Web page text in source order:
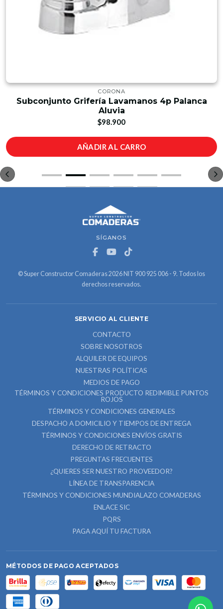
CORONA
Subconjunto Grifería Lavamanos 4p Palanca
Aluvia
$98.900
AÑADIR AL CARRO
SÍGANOS
© Super Constructor Comaderas 2026 NIT 900 925 006 - 9. Todos los
derechos reservados.
SERVICIO AL CLIENTE
CONTACTO
SOBRE NOSOTROS
ALQUILER DE EQUIPOS
NUESTRAS POLÍTICAS
MEDIOS DE PAGO
TÉRMINOS Y CONDICIONES PRODUCTO REDIMIBLE PUNTOS
ROJOS
TÉRMINOS Y CONDICIONES GENERALES
DESPACHO A DOMICILIO Y TIEMPOS DE ENTREGA
TÉRMINOS Y CONDICIONES ENVÍOS GRATIS
DERECHO DE RETRACTO
PREGUNTAS FRECUENTES
¿QUIERES SER NUESTRO PROVEEDOR?
LÍNEA DE TRANSPARENCIA
TÉRMINOS Y CONDICIONES MUNDIALAZO COMADERAS
ENLACE SIC
PQRS
PAGA AQUÍ TU FACTURA
MÉTODOS DE PAGO ACEPTADOS